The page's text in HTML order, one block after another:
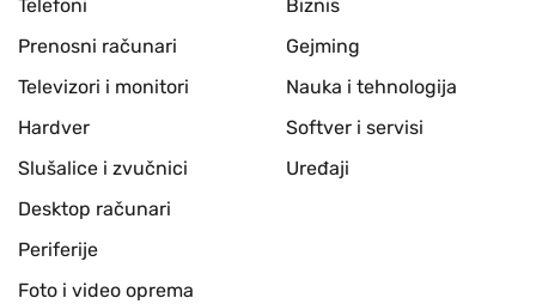
Telefoni
Prenosni računari
Televizori i monitori
Hardver
Slušalice i zvučnici
Desktop računari
Periferije
Foto i video oprema
Biznis
Gejming
Nauka i tehnologija
Softver i servisi
Uređaji